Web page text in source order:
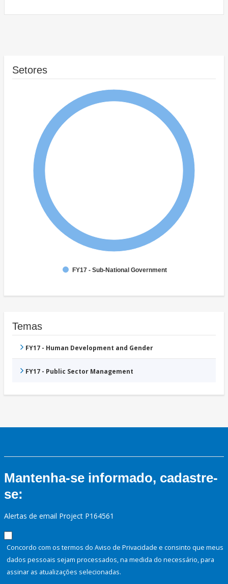
Setores
FY17 - Sub-National Government
Temas
FY17 - Human Development and Gender
FY17 - Public Sector Management
Mantenha-se informado, cadastre-
se:
Alertas de email Project P164561
Concordo com os termos do Aviso de Privacidade e consinto que meus
dados pessoais sejam processados, na medida do necessário, para
assinar as atualizações selecionadas.